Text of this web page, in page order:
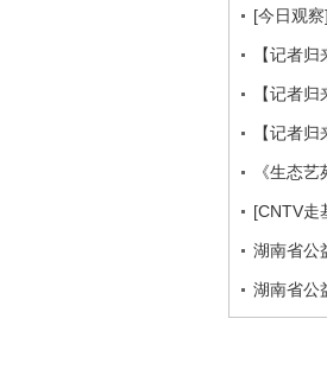
[今日观
【记者
【记者
【记者
《生态
[CNTV走
湖南省公
湖南省公